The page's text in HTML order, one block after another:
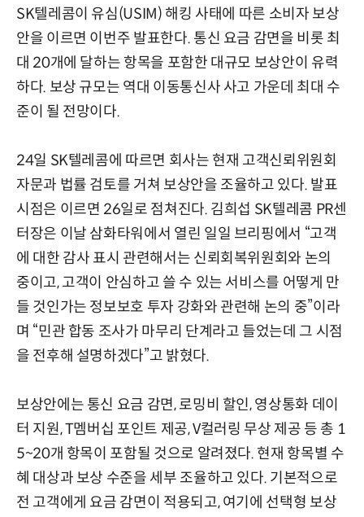
SK텔레콤이 유심(USIM) 해킹 사태에 따른 소비자 보상
안을 이르면 이번주 발표한다. 통신 요금 감면을 비롯 최
대 20개에 달하는 항목을 포함한 대규모 보상안이 유력
하다. 보상 규모는 역대 이동통신사 사고 가운데 최대 수
준이 될 전망이다.
24일 SK텔레콤에 따르면 회사는 현재 고객신뢰위원회
자문과 법률 검토를 거쳐 보상안을 조율하고 있다. 발표
시점은 이르면 26일로 점쳐진다. 김희섭 SK텔레콤 PR센
터장은 이날 삼화타워에서 열린 일일 브리핑에서 “고객
에 대한 감사 표시 관련해서는 신뢰회복위원회와 논의
중이고, 고객이 안심하고 쓸 수 있는 서비스를 어떻게 만
들 것인가는 정보보호 투자 강화와 관련해 논의 중”이라
며 “민관 합동 조사가 마무리 단계라고 들었는데 그 시점
을 전후해 설명하겠다”고 밝혔다.
보상안에는 통신 요금 감면, 로밍비 할인, 영상통화 데이
터 지원, T멤버십 포인트 제공, V컬러링 무상 제공 등 총 1
5~20개 항목이 포함될 것으로 알려졌다. 현재 항목별 수
혜 대상과 보상 수준을 세부 조율하고 있다. 기본적으로
전 고객에게 요금 감면이 적용되고, 여기에 선택형 보상